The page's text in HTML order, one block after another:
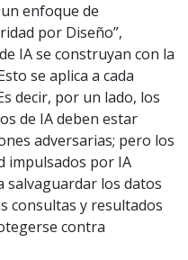
enfoque de
por Diseño”,
IA se construyan con la
se aplica a cada
decir, por un lado, los
de IA deben estar
adversarias; pero los
impulsados por IA
salvaguardar los datos
consultas y resultados
contra